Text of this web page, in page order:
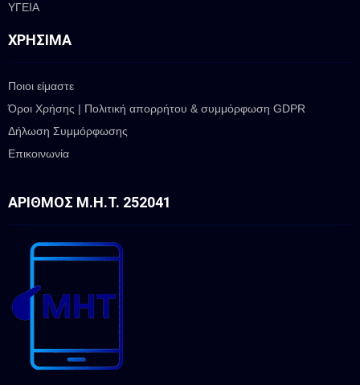
ΥΓΕΙΑ
ΧΡΉΣΙΜΑ
Ποιοι είμαστε
Όροι Χρήσης | Πολιτική απορρήτου & συμμόρφωση GDPR
Δήλωση Συμμόρφωσης
Επικοινωνία
ΑΡΙΘΜΌΣ Μ.Η.Τ. 252041